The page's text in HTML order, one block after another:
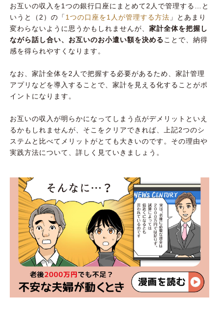
お互いの収入を1つの銀行口座にまとめて2人で管理する…と
いうと（2）の「1つの口座を1人が管理する方法 」とあまり
変わらないように思うかもしれませんが、 家計全体を把握し
ながら話し合い、お互いのお小遣い額を決める ことで、納得
感を得られやすくなります。
なお、家計全体を2人で把握する必要があるため、家計管理
アプリなどを導入することで、家計を見える化することがポ
イントになります。
お互いの収入が明らかになってしまう点がデメリットといえ
るかもしれませんが、そこをクリアできれば、上記2つのシ
ステムと比べてメリットがとても大きいのです。その理由や
実践方法について、詳しく見ていきましょう。